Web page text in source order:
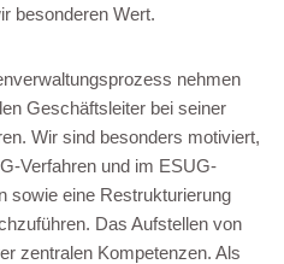
besonderen Wert.
nehmen
Geschäftsleiter bei seiner
Wir sind besonders motiviert,
Verfahren und im ESUG-
sowie eine Restrukturierung
Das Aufstellen von
zentralen Kompetenzen. Als